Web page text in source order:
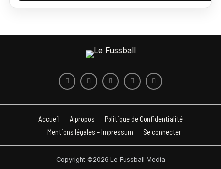
Accueil A propos
Politique de Confidentialité
Mentions légales – Impressum
Se connecter
Copyright ©2026 Le Fussball Media